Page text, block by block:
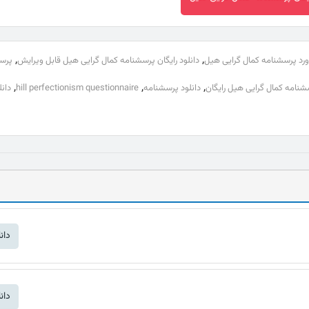
پرسشنامه کمال گرایی هیل, دانلود رایگان پرسشنامه کمال گرایی هیل قابل ویرایش,
کمال گرایی هیل رایگان, دانلود پرسشنامه,
hill perfectionism questionnaire
,